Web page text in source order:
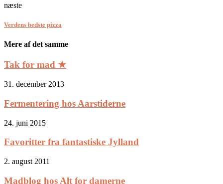
næste
Verdens bedste pizza
Mere af det samme
Tak for mad ★
31. december 2013
Fermentering hos Aarstiderne
24. juni 2015
Favoritter fra fantastiske Jylland
2. august 2011
Madblog hos Alt for damerne